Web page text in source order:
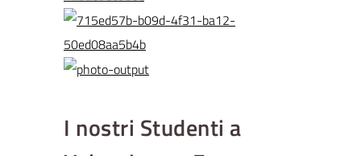
I nostri Studenti a